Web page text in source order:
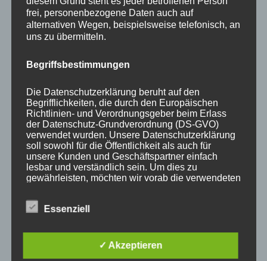
KATEGORIEN
Aktuelle Fakten und Umfragen
Aktuelles vom MP
Allgemein
Naturfoto-Blog
frei, personenbezogene Daten auch auf
alternativen Wegen, beispielsweise telefonisch, an
uns zu übermitteln.
Begriffsbestimmungen
Die Datenschutzerklärung beruht auf den
Begrifflichkeiten, die durch den Europäischen
Richtlinien- und Verordnungsgeber beim Erlass
der Datenschutz-Grundverordnung (DS-GVO)
verwendet wurden. Unsere Datenschutzerklärung
soll sowohl für die Öffentlichkeit als auch für
unsere Kunden und Geschäftspartner einfach
lesbar und verständlich sein. Um dies zu
gewährleisten, möchten wir vorab die verwendeten
Essenziell
✓ Akzeptieren